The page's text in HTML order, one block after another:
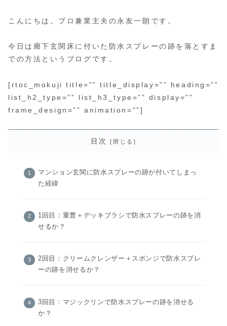
こんにちは。プロ兼業主夫の永友一朗です。
今日は廊下玄関床に付いた防水スプレーの跡を落とすま
での方法というブログです。
[rtoc_mokuji title=”” title_display=”” heading=””
list_h2_type=”” list_h3_type=”” display=””
frame_design=”” animation=””]
目次
マンション玄関に防水スプレーの跡が付いてしまっ
た経緯
1回目：重曹＋デッキブラシで防水スプレーの跡を消
せるか？
2回目：クリームクレンザー＋スポンジで防水スプレ
ーの跡を消せるか？
3回目：マジックリンで防水スプレーの跡を消せる
か？